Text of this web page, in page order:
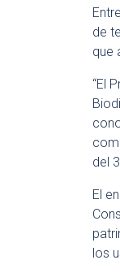
de
que
“El
del
El
los